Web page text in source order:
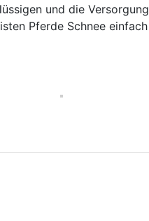
und die Versorgung
Pferde Schnee einfach